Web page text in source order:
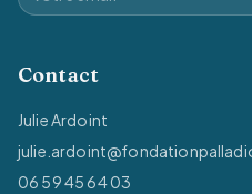
Contact
Julie Ardoint
06 59 45 64 03